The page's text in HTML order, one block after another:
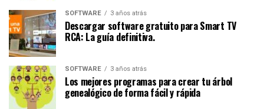
SOFTWARE 3 años atrás
Descargar software gratuito para Smart TV
RCA: La guía definitiva.
SOFTWARE 3 años atrás
Los mejores programas para crear tu árbol
genealógico de forma fácil y rápida